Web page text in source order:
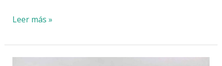
6
de
senderismo
Leer más »